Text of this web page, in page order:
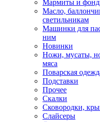
Мармиты и
Масло,
светильникам
Машинки для
ним
Новинки
Ножи, мусаты,
мяса
Поварская
Подставки
Прочее
Скалки
Сковородки,
Слайсеры